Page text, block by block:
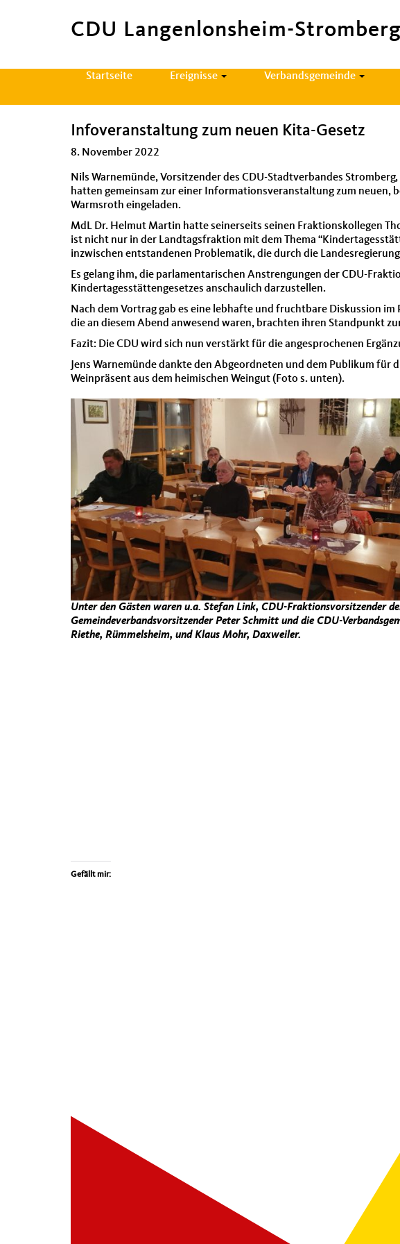
CDU Langenlonsheim-Stromberg
Hauptnavigation
Startseite Ereignisse Verbandsgemeinde
Infoveranstaltung zum neuen Kita-Gesetz
8. November 2022
Nils Warnemünde, Vor­sitzen­der des CDU-Stadtver­ban­des
hat­ten gemein­sam zur ein­er Infor­ma­tionsver­anstal­tung zum neuen,
Warm­sroth ein­ge­laden.
MdL Dr. Hel­mut Mar­tin hat­te sein­er­seits seinen Frak­tion­skol­le­gen
ist nicht nur in der Land­tags­frak­tion mit dem The­ma
inzwis­chen ent­stande­nen Prob­lematik, die durch die
Es gelang ihm, die par­la­men­tarischen Anstren­gun­gen der CDU-
Kindertagesstät­tenge­set­zes anschaulich darzustellen.
Nach dem Vor­trag gab es eine leb­hafte und frucht­bare Diskus­sion
die an diesem Abend anwe­send waren, bracht­en ihren Stand­punkt
Faz­it: Die CDU wird sich nun ver­stärkt für die ange­sproch­enen
Jens Warnemünde dank­te den Abge­ord­neten und dem Pub­likum für
Wein­präsent aus dem heimis­chen Weingut (Foto s. unten).
Unter den Gästen waren u.a. Ste­fan Link, CDU-Frak­tionsvor­sitzen­der
Gemein­de­ver­bandsvor­sitzen­der Peter Schmitt und die CDU-
Riethe, Rüm­melsheim, und Klaus Mohr, Daxweil­er.
Gefällt mir: